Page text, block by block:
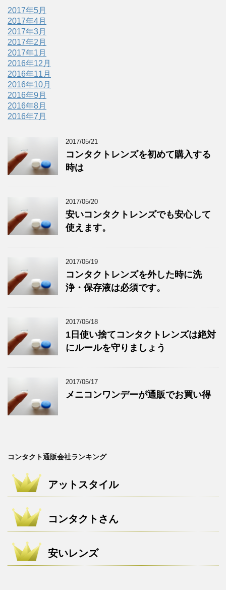
2017年5月
2017年4月
2017年3月
2017年2月
2017年1月
2016年12月
2016年11月
2016年10月
2016年9月
2016年8月
2016年7月
2017/05/21
コンタクトレンズを初めて購入する
時は
2017/05/20
安いコンタクトレンズでも安心して
使えます。
2017/05/19
コンタクトレンズを外した時に洗
浄・保存液は必須です。
2017/05/18
1日使い捨てコンタクトレンズは絶対
にルールを守りましょう
2017/05/17
メニコンワンデーが通販でお買い得
コンタクト通販会社ランキング
アットスタイル
コンタクトさん
安いレンズ